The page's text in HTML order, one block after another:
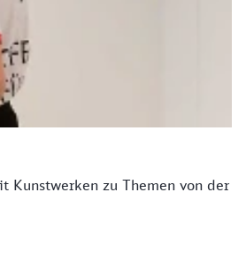
Kunstwerken zu Themen von der